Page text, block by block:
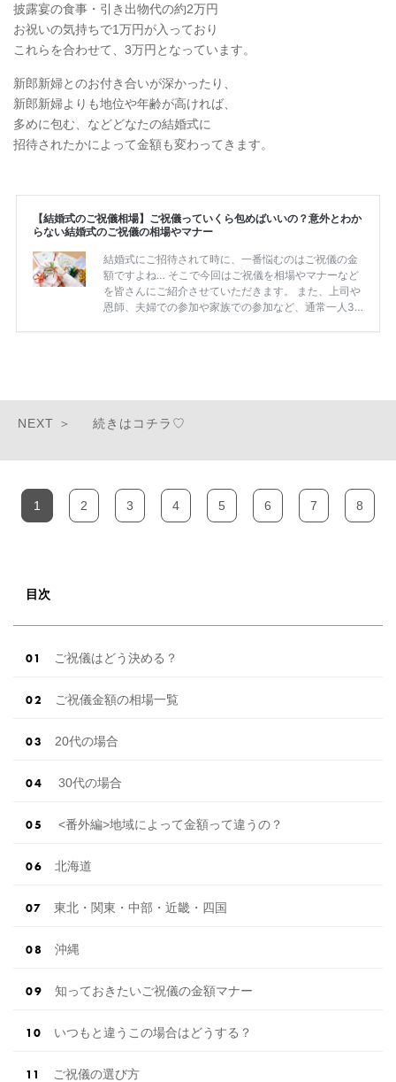
披露宴の食事・引き出物代の約2万円
お祝いの気持ちで1万円が入っており
これらを合わせて、3万円となっています。
新郎新婦とのお付き合いが深かったり、
新郎新婦よりも地位や年齢が高ければ、
多めに包む、などどなたの結婚式に
招待されたかによって金額も変わってきます。
続きはコチラ♡
1 2 3 4 5 6 7 8
目次
ご祝儀はどう決める？
ご祝儀金額の相場一覧
20代の場合
30代の場合
<番外編>地域によって金額って違うの？
北海道
東北・関東・中部・近畿・四国
沖縄
知っておきたいご祝儀の金額マナー
いつもと違うこの場合はどうする？
ご祝儀の選び方